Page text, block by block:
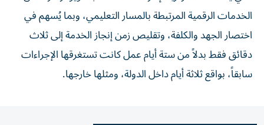
الخدمات الرقمية المرتبطة بالمسار التعليمي، وبما يُسهم في
اختصار الجهد والكلفة، وتقليص زمن إنجاز الخدمة إلى ثلاث
دقائق فقط بدلاً من ستة أيام عمل كانت تستغرقها الإجراءات
سابقاً، بواقع ثلاثة أيام داخل الدولة، ومثلها خارجها.